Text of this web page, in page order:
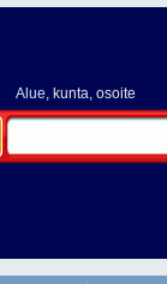
Alue, kunta, osoite